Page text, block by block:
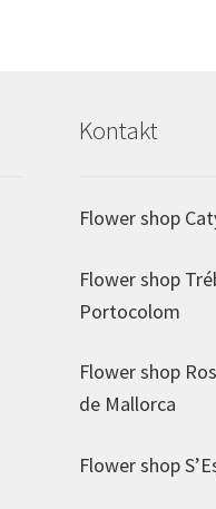
Kontakt
Flower shop
Flower shop
Portocolom
Flower shop
de Mallorca
Flower shop